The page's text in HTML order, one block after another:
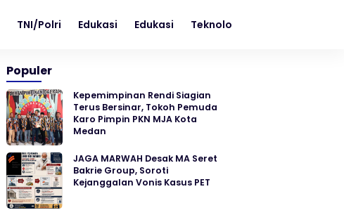
TNI/Polri Edukasi Edukasi Teknologi
Populer
Kepemimpinan Rendi Siagian
Terus Bersinar, Tokoh Pemuda
Karo Pimpin PKN MJA Kota
Medan
JAGA MARWAH Desak MA Seret
Bakrie Group, Soroti
Kejanggalan Vonis Kasus PET